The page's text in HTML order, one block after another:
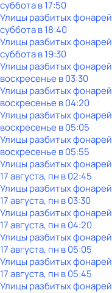
субботав17:50
Улицы разбитых фонарей
субботав18:40
Улицы разбитых фонарей
субботав19:30
Улицы разбитых фонарей
воскресенье в03:30
Улицы разбитых фонарей
воскресенье в04:20
Улицы разбитых фонарей
воскресенье в05:05
Улицы разбитых фонарей
воскресенье в05:55
Улицы разбитых фонарей
17 августа, пн в 02:45
Улицы разбитых фонарей
17 августа, пн в 03:30
Улицы разбитых фонарей
17 августа, пн в 04:20
Улицы разбитых фонарей
17 августа, пн в 05:05
Улицы разбитых фонарей
17 августа, пн в 05:45
Улицы разбитых фонарей